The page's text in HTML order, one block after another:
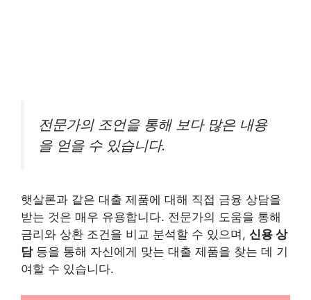
전문가의 조언을 통해 보다 많은 내용
을 얻을 수 있습니다.
햇살론과 같은 대출 제품에 대해 직접 금융 상담을
받는 것은 매우 유용합니다. 전문가의 도움을 통해
금리와 상환 조건을 비교 분석할 수 있으며, 신용 상
담등을 통해 자신에게 맞는 대출 제품을 찾는 데 기
여할 수 있습니다.